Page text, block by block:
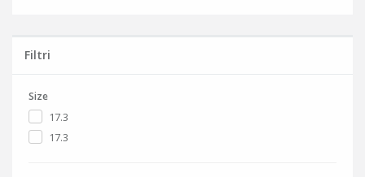
Filtri
Size
17.3
17.3